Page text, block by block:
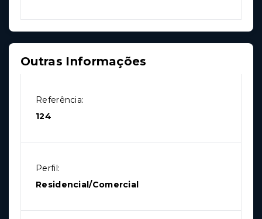
Outras Informações
Referência:
124
Perfil:
Residencial/Comercial